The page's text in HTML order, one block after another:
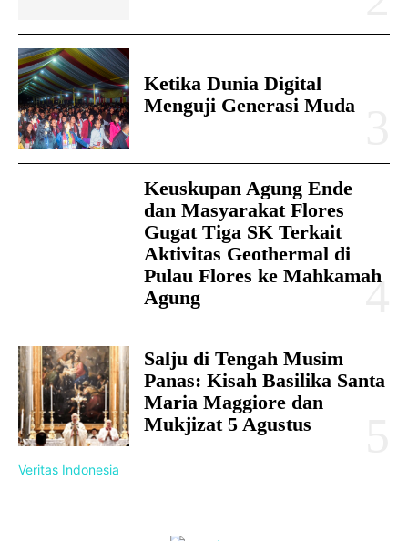
Ketika Dunia Digital
Menguji Generasi Muda
Keuskupan Agung Ende
dan Masyarakat Flores
Gugat Tiga SK Terkait
Aktivitas Geothermal di
Pulau Flores ke Mahkamah
Agung
Salju di Tengah Musim
Panas: Kisah Basilika Santa
Maria Maggiore dan
Mukjizat 5 Agustus
Veritas Indonesia